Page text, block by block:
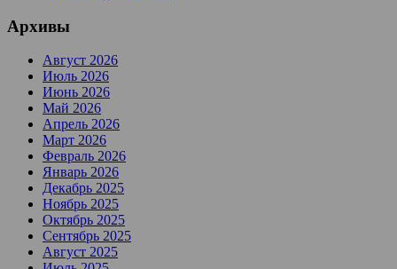
Архивы
Август 2026
Июль 2026
Июнь 2026
Май 2026
Апрель 2026
Март 2026
Февраль 2026
Январь 2026
Декабрь 2025
Ноябрь 2025
Октябрь 2025
Сентябрь 2025
Август 2025